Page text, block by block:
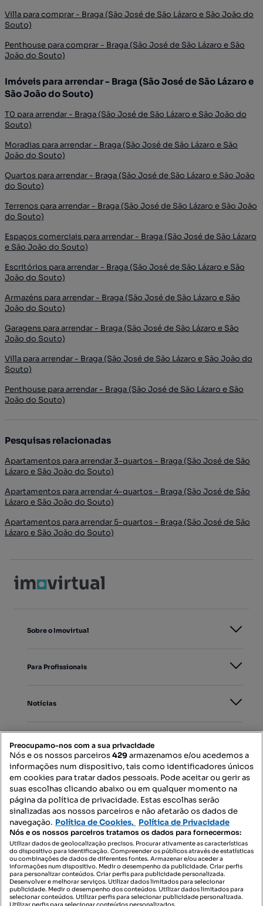
Villa para comprar - Braga (São José de São Lázaro e São João do
Souto)
Penthouse para comprar - Braga (São José de São Lázaro e São
João do Souto)
Imóveis para arrendar - Braga (São José de São Lázaro e
São João do Souto)
T0 para arrendar - Braga (São José de São Lázaro e São João do
Souto)
Moradias para arrendar - Braga (São José de São Lázaro e São
João do Souto)
Quartos para arrendar - Braga (São José de São Lázaro e São João
do Souto)
Terrenos para arrendar - Braga (São José de São Lázaro e São João
do Souto)
Espaços comerciais para arrendar - Braga (São José de São Lázaro
e São João do Souto)
Escritórios para arrendar - Braga (São José de São Lázaro e São
João do Souto)
Armazéns para arrendar - Braga (São José de São Lázaro e São
João do Souto)
Garagens para arrendar - Braga (São José de São Lázaro e São
João do Souto)
Villa para arrendar - Braga (São José de São Lázaro e São João do
Souto)
Penthouse para arrendar - Braga (São José de São Lázaro e São
João do Souto)
Pesquisas relacionadas
Apartamentos para arrendar 3-quartos - Braga (São José de São
Lázaro e São João do Souto)
Apartamentos para arrendar 4-quartos - Braga (São José de São
Lázaro e São João do Souto)
Apartamentos para arrendar 5-quartos - Braga (São José de São
Lázaro e São João do Souto)
Sobre o Imovirtual
Para Profissionais
Notícias
Mapa do Site
Contacte-nos
SIGA-NOS:
DESCARREGAR NA:
Preocupamo-nos com a sua privacidade
Nós e os nossos parceiros429armazenamos e/ou acedemos a
informações num dispositivo, tais como identificadores únicos
em cookies para tratar dados pessoais. Pode aceitar ou gerir as
suas escolhas clicando abaixo ou em qualquer momento na
página da política de privacidade. Estas escolhas serão
sinalizadas aos nossos parceiros e não afetarão os dados de
navegação. Política de Cookies, Política de Privacidade
Nós e os nossos parceiros tratamos os dados para fornecermos:
Utilizar dados de geolocalização precisos. Procurar ativamente as características
do dispositivo para identificação. Compreender os públicos através de estatísticas
ou combinações de dados de diferentes fontes. Armazenar e/ou aceder a
informações num dispositivo. Medir o desempenho da publicidade. Criar perfis
para personalizar conteúdos. Criar perfis para publicidade personalizada.
Desenvolver e melhorar serviços. Utilizar dados limitados para selecionar
publicidade. Medir o desempenho dos conteúdos. Utilizar dados limitados para
selecionar conteúdos. Utilizar perfis para selecionar publicidade personalizada.